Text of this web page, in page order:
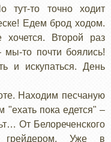
тут-то точно ходит
Едем брод ходом.
Второй раз
то почти боялись!
и искупаться. День
Находим песчаную
"ехать пока едется" –
От Белореченского
грейдером. Уже в